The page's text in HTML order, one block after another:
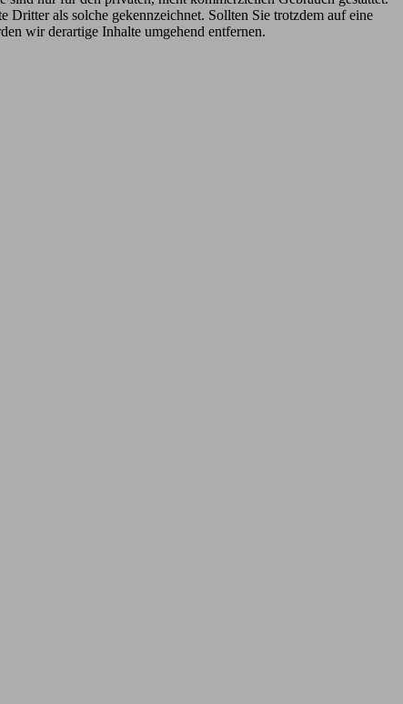
als solche gekennzeichnet. Sollten Sie trotzdem auf eine
wir derartige Inhalte umgehend entfernen.